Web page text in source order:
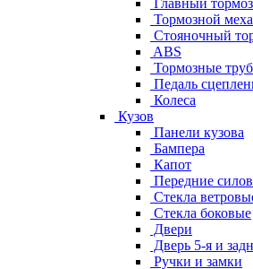
Главный
Тормозной
Стояночный
ABS
Тормозные
Педаль
Колеса
Кузов
Панели кузова
Бампера
Капот
Передние
Стекла
Стекла боковые
Двери
Дверь 5-я и
Ручки и замки